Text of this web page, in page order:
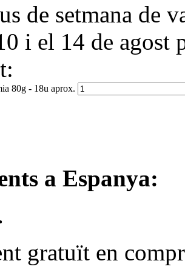
de setmana de
i el 14 de agost
80g - 18u aprox.
a Espanya:
gratuït en